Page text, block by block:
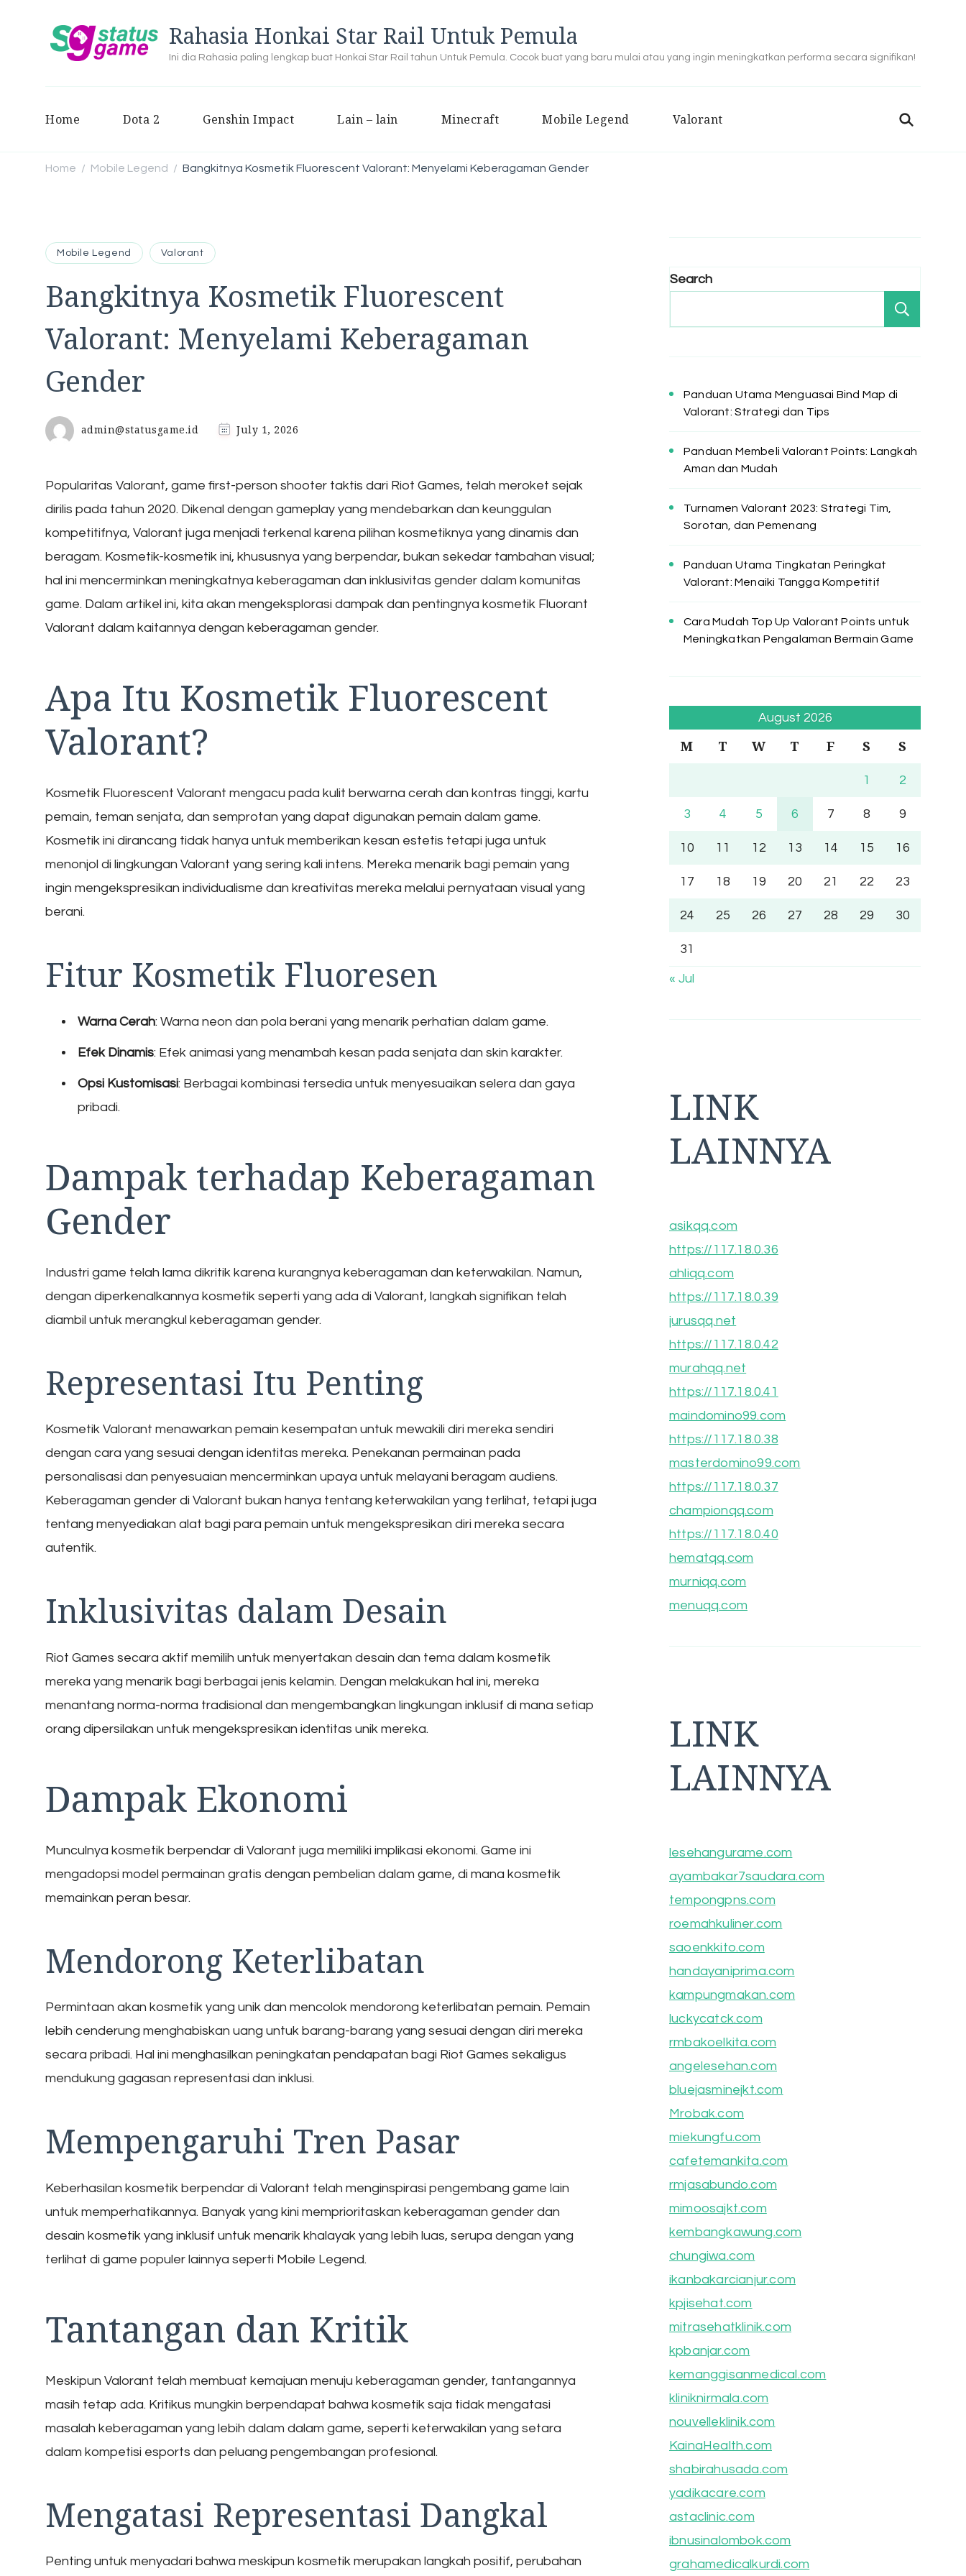
Rahasia Honkai Star Rail Untuk Pemula
Ini dia Rahasia paling lengkap buat Honkai Star Rail tahun Untuk Pemula. Cocok buat yang baru mulai atau yang ingin meningkatkan performa secara signifikan!
Home Dota 2 Genshin Impact Lain – lain Minecraft Mobile Legend Valorant
Home / Mobile Legend / Bangkitnya Kosmetik Fluorescent Valorant: Menyelami Keberagaman Gender
Mobile Legend Valorant
Bangkitnya Kosmetik Fluorescent
Valorant: Menyelami Keberagaman
Gender
admin@statusgame.id July 1, 2026
Popularitas Valorant, game first-person shooter taktis dari Riot Games, telah meroket sejak
dirilis pada tahun 2020. Dikenal dengan gameplay yang mendebarkan dan keunggulan
kompetitifnya, Valorant juga menjadi terkenal karena pilihan kosmetiknya yang dinamis dan
beragam. Kosmetik-kosmetik ini, khususnya yang berpendar, bukan sekedar tambahan visual;
hal ini mencerminkan meningkatnya keberagaman dan inklusivitas gender dalam komunitas
game. Dalam artikel ini, kita akan mengeksplorasi dampak dan pentingnya kosmetik Fluorant
Valorant dalam kaitannya dengan keberagaman gender.
Apa Itu Kosmetik Fluorescent
Valorant?
Kosmetik Fluorescent Valorant mengacu pada kulit berwarna cerah dan kontras tinggi, kartu
pemain, teman senjata, dan semprotan yang dapat digunakan pemain dalam game.
Kosmetik ini dirancang tidak hanya untuk memberikan kesan estetis tetapi juga untuk
menonjol di lingkungan Valorant yang sering kali intens. Mereka menarik bagi pemain yang
ingin mengekspresikan individualisme dan kreativitas mereka melalui pernyataan visual yang
berani.
Fitur Kosmetik Fluoresen
Warna Cerah: Warna neon dan pola berani yang menarik perhatian dalam game.
Efek Dinamis: Efek animasi yang menambah kesan pada senjata dan skin karakter.
Opsi Kustomisasi: Berbagai kombinasi tersedia untuk menyesuaikan selera dan gaya
pribadi.
Dampak terhadap Keberagaman
Gender
Industri game telah lama dikritik karena kurangnya keberagaman dan keterwakilan. Namun,
dengan diperkenalkannya kosmetik seperti yang ada di Valorant, langkah signifikan telah
diambil untuk merangkul keberagaman gender.
Representasi Itu Penting
Kosmetik Valorant menawarkan pemain kesempatan untuk mewakili diri mereka sendiri
dengan cara yang sesuai dengan identitas mereka. Penekanan permainan pada
personalisasi dan penyesuaian mencerminkan upaya untuk melayani beragam audiens.
Keberagaman gender di Valorant bukan hanya tentang keterwakilan yang terlihat, tetapi juga
tentang menyediakan alat bagi para pemain untuk mengekspresikan diri mereka secara
autentik.
Inklusivitas dalam Desain
Riot Games secara aktif memilih untuk menyertakan desain dan tema dalam kosmetik
mereka yang menarik bagi berbagai jenis kelamin. Dengan melakukan hal ini, mereka
menantang norma-norma tradisional dan mengembangkan lingkungan inklusif di mana setiap
orang dipersilakan untuk mengekspresikan identitas unik mereka.
Dampak Ekonomi
Munculnya kosmetik berpendar di Valorant juga memiliki implikasi ekonomi. Game ini
mengadopsi model permainan gratis dengan pembelian dalam game, di mana kosmetik
memainkan peran besar.
Mendorong Keterlibatan
Permintaan akan kosmetik yang unik dan mencolok mendorong keterlibatan pemain. Pemain
lebih cenderung menghabiskan uang untuk barang-barang yang sesuai dengan diri mereka
secara pribadi. Hal ini menghasilkan peningkatan pendapatan bagi Riot Games sekaligus
mendukung gagasan representasi dan inklusi.
Mempengaruhi Tren Pasar
Keberhasilan kosmetik berpendar di Valorant telah menginspirasi pengembang game lain
untuk memperhatikannya. Banyak yang kini memprioritaskan keberagaman gender dan
desain kosmetik yang inklusif untuk menarik khalayak yang lebih luas, serupa dengan yang
terlihat di game populer lainnya seperti Mobile Legend.
Tantangan dan Kritik
Meskipun Valorant telah membuat kemajuan menuju keberagaman gender, tantangannya
masih tetap ada. Kritikus mungkin berpendapat bahwa kosmetik saja tidak mengatasi
masalah keberagaman yang lebih dalam dalam game, seperti keterwakilan yang setara
dalam kompetisi esports dan peluang pengembangan profesional.
Mengatasi Representasi Dangkal
Penting untuk menyadari bahwa meskipun kosmetik merupakan langkah positif, perubahan
Search
Panduan Utama Menguasai Bind Map di
Valorant: Strategi dan Tips
Panduan Membeli Valorant Points: Langkah
Aman dan Mudah
Turnamen Valorant 2023: Strategi Tim,
Sorotan, dan Pemenang
Panduan Utama Tingkatan Peringkat
Valorant: Menaiki Tangga Kompetitif
Cara Mudah Top Up Valorant Points untuk
Meningkatkan Pengalaman Bermain Game
August 2026
M T W T F S S
1 2
3 4 5 6 7 8 9
10 11 12 13 14 15 16
17 18 19 20 21 22 23
24 25 26 27 28 29 30
31
« Jul
LINK
LAINNYA
asikqq.com
https://117.18.0.36
ahliqq.com
https://117.18.0.39
jurusqq.net
https://117.18.0.42
murahqq.net
https://117.18.0.41
maindomino99.com
https://117.18.0.38
masterdomino99.com
https://117.18.0.37
championqq.com
https://117.18.0.40
hematqq.com
murniqq.com
menuqq.com
LINK
LAINNYA
lesehangurame.com
ayambakar7saudara.com
tempongpns.com
roemahkuliner.com
saoenkkito.com
handayaniprima.com
kampungmakan.com
luckycatck.com
rmbakoelkita.com
angelesehan.com
bluejasminejkt.com
Mrobak.com
miekungfu.com
cafetemankita.com
rmjasabundo.com
mimoosajkt.com
kembangkawung.com
chungiwa.com
ikanbakarcianjur.com
kpjisehat.com
mitrasehatklinik.com
kpbanjar.com
kemanggisanmedical.com
kliniknirmala.com
nouvelleklinik.com
KainaHealth.com
shabirahusada.com
yadikacare.com
astaclinic.com
ibnusinalombok.com
grahamedicalkurdi.com